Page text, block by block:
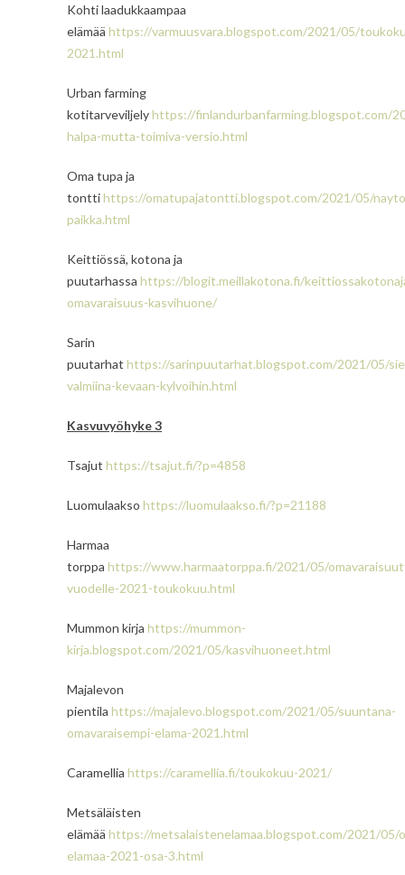
Kohti laadukkaampaa
elämää https://varmuusvara.blogspot.com/2021/05/
2021.html
Urban farming
kotitarveviljelyhttps://finlandurbanfarming.blogspot.com/
halpa-mutta-toimiva-versio.html
Oma tupa ja
tonttihttps://omatupajatontti.blogspot.com/2021/05/
paikka.html
Keittiössä, kotona ja
puutarhassa https://blogit.meillakotona.fi/
omavaraisuus-kasvihuone/
Sarin
puutarhat https://sarinpuutarhat.blogspot.com/2021/05/
valmiina-kevaan-kylvoihin.html
Kasvuvyöhyke 3
Tsajut https://tsajut.fi/?p=4858
Luomulaakso https://luomulaakso.fi/?p=21188
Harmaa
torppa https://www.harmaatorppa.fi/2021/05/
vuodelle-2021-toukokuu.html
Mummon kirja https://mummon-
kirja.blogspot.com/2021/05/kasvihuoneet.html
Majalevon
pientila https://majalevo.blogspot.com/2021/05/suuntana-
omavaraisempi-elama-2021.html
Caramellia https://caramellia.fi/toukokuu-2021/
Metsäläisten
elämää https://metsalaistenelamaa.blogspot.com/2021/05/
elamaa-2021-osa-3.html